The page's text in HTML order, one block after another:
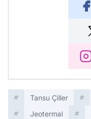
Tansu Çiller
Jeotermal